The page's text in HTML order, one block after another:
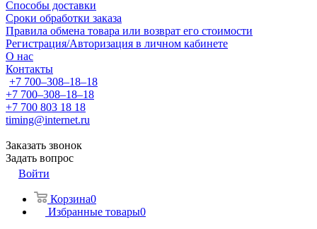
Способы доставки
Сроки обработки заказа
Правила обмена товара или возврат его стоимости
Регистрация/Авторизация в личном кабинете
О нас
Контакты
+7 700‒308‒18‒18
+7 700‒308‒18‒18
+7 700 803 18 18
timing@internet.ru
Заказать звонок
Задать вопрос
Войти
Корзина0
Избранные товары0